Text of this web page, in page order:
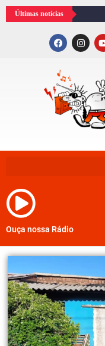
Últimas notícias
Ouça nossa Rádio